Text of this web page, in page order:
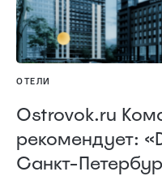
ОТЕЛИ
Ostrovok.ru
рекомендует:
Санкт-